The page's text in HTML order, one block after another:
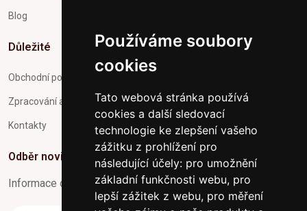
Používáme soubory
cookies
Tato webová stránka používá
cookies a další sledovací
technologie ke zlepšení vašeho
zážitku z prohlížení pro
následující účely: pro umožnění
základní funkčnosti webu, pro
lepší zážitek z webu, pro měření
Blog
Důležité
Obchodní podmínky
Zpracování a ochrana osobních údajů
Kontakty
Odběr novinek
Informace o Novinkách a užitečné rady max. 1x za týden